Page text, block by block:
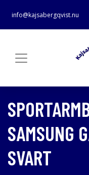
info@kajsabergqvist.nu
SAMSUNG
SVART